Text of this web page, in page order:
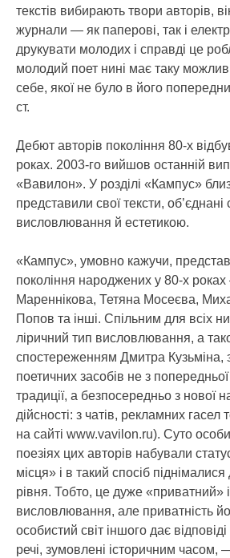
текстів вибирають твори авторів,
журнали — як паперові, так і
друкувати молодих і справді це
молодий поет нині має таку
себе, якої не було в його
ст.
Дебют авторів покоління 80-х
роках. 2003-го вийшов останній
«Вавилон». У розділі «Кампус»
представили свої тексти,
висловлювання й естетикою.
«Кампус», умовно кажучи,
покоління народжених у 80-х
Мареннікова, Тетяна Мосеєва,
Попов та інші. Спільним для всіх
ліричний тип висловлювання, а
спостереженням Дмитра Кузьміна,
поетичних засобів не з попередньої
традиції, а безпосередньо з нової
дійсності: з чатів, рекламних гасел
на сайті www.vavilon.ru). Суто
поезіях цих авторів набували
місця» і в такий спосіб
рівня. Тобто, це дуже «приватний»
висловлювання, але приватність
особистий світ іншого дає
речі, зумовлені історичним часом,